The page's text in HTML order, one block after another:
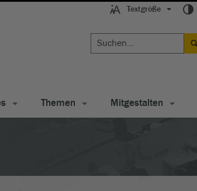
Textgröße
Themen Mitgestalten